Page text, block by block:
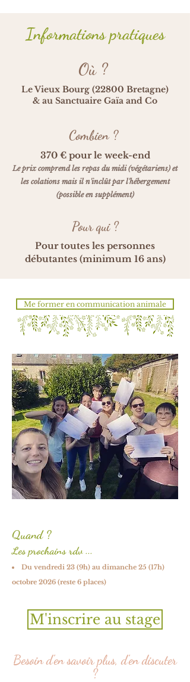
Informations pratiques
Où ?
Le Vieux Bourg (22800 Bretagne)
& au Sanctuaire Gaïa and Co
Combien ?
370 € pour le week-end
Le prixcomprend les repas du midi (végétariens) et
les colations mais il n'inclût par l'hébergement
(possible en supplément)
Pour qui ?
Pour toutes les personnes
débutantes (minimum 16 ans)
Me former en communication animale
Quand ?
Les prochains rdv ...
Du vendredi 23 (9h) au dimanche 25 (17h)
octobre 2026 (reste 6 places)
M'inscrire au stage
Besoin d'en savoir plus, d'en discuter
?